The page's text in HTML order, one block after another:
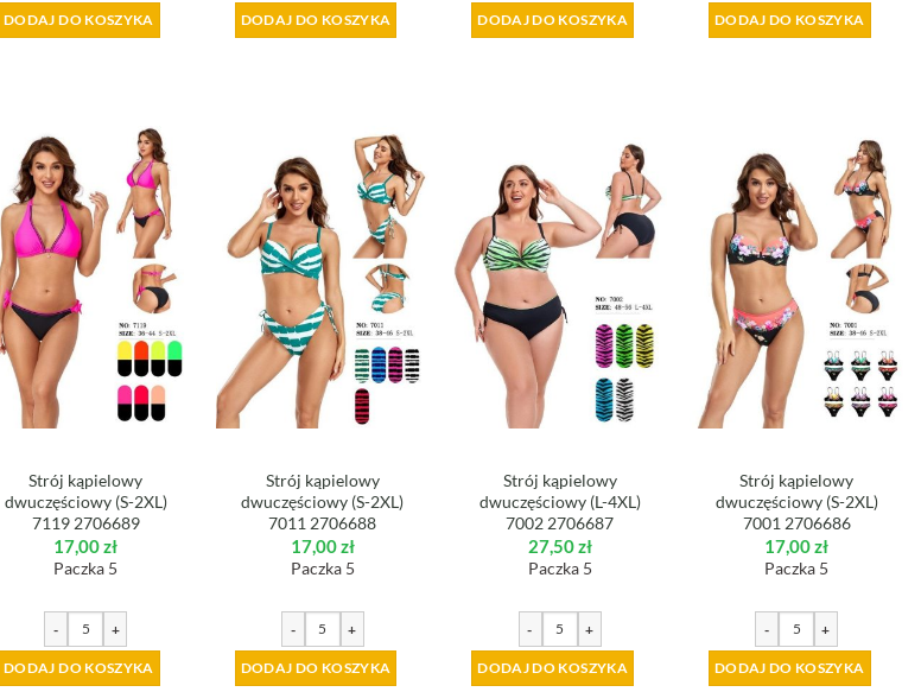
DODAJ DO KOSZYKA DODAJ DO KOSZYKA DODAJ DO KOSZYKA DODAJ DO KOSZYKA
Strój kąpielowy
dwuczęściowy (S-2XL)
7119 2706689
17,00zł
Paczka 5
- +
DODAJ DO KOSZYKA
Strój kąpielowy
dwuczęściowy (S-2XL)
7011 2706688
17,00zł
Paczka 5
- +
DODAJ DO KOSZYKA
Strój kąpielowy
dwuczęściowy (L-4XL)
7002 2706687
27,50zł
Paczka 5
- +
DODAJ DO KOSZYKA
Strój kąpielowy
dwuczęściowy (S-2XL)
7001 2706686
17,00zł
Paczka 5
- +
DODAJ DO KOSZYKA